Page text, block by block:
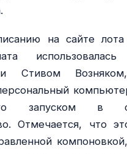
на сайте
Стивом
запуском в
Отмечается, что